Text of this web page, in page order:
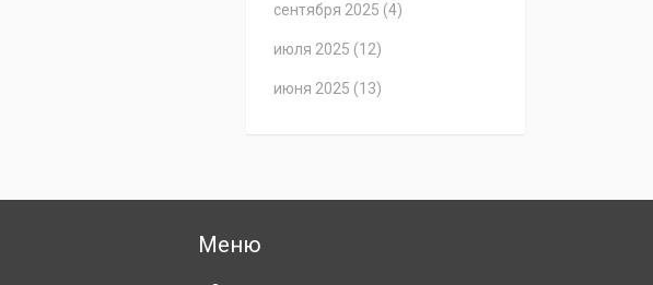
сентября 2025 (4)
июля 2025 (12)
июня 2025 (13)
Меню